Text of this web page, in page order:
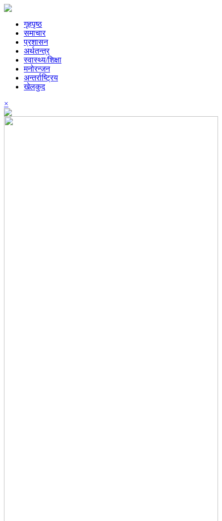
गृहपृष्ठ
समाचार
प्रशासन
अर्थतन्त्र
स्वास्थ्य/शिक्षा
मनोरन्जन
अन्तर्राष्ट्रिय
खेलकुद
×